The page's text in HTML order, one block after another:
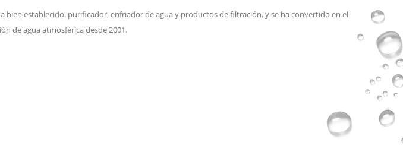
bien establecido. purificador, enfriador de agua y productos de filtración, y se ha convertido en el
de agua atmosférica desde 2001.